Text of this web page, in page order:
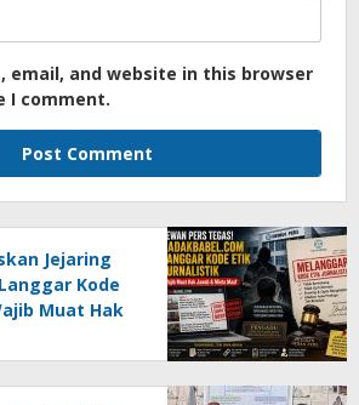
email, and website in this browser
I comment.
Jejaring
Kode
Muat Hak